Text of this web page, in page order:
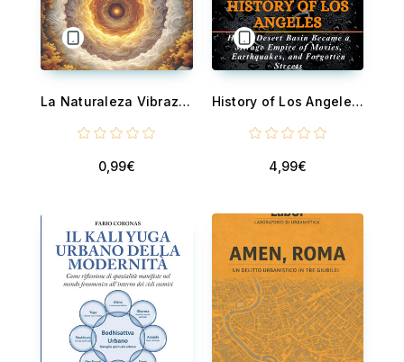
La Naturaleza Vibrazional Cósmica. Un sendero filtrado por la Visión Sónica de la Realidad.
0,99€
History of Los Angeles - How a Desert Basin Became a Mirage Empire of Movies, Earthquakes, and Forgotten Streets
4,99€